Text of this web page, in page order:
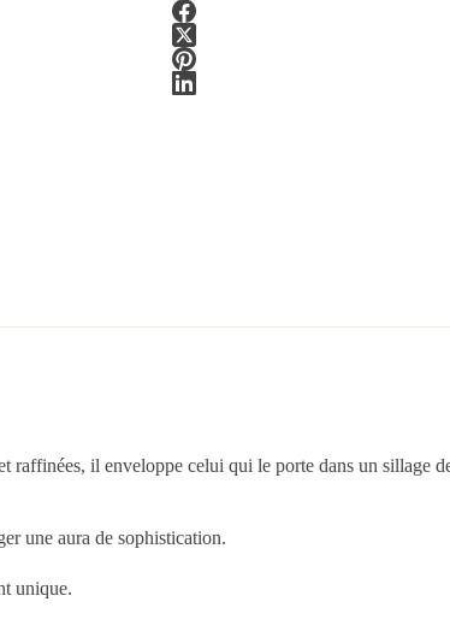
raffinées, il enveloppe celui qui le porte dans un sillage
une aura de sophistication.
unique.